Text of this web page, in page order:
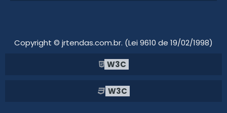
LOCAÇÃO DE TENDAS PARA CASAMENTO
Copyright © jrtendas.com.br. (Lei 9610 de 19/02/1998)
W3C
W3C